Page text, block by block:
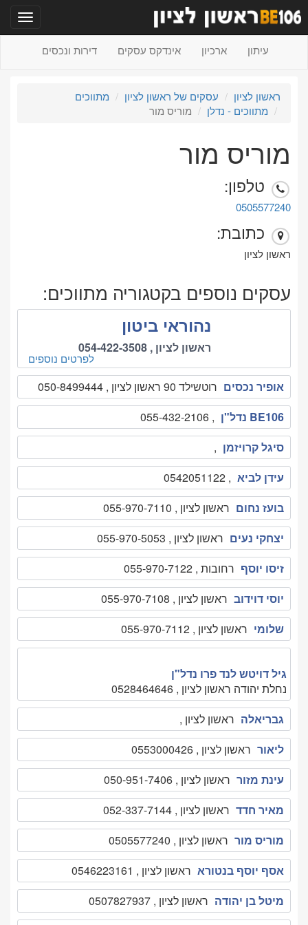
עיתון ארכיון אינדקס עסקים דירות ונכסים
ראשון לציון עסקים של ראשון לציון
מתווכים
מתווכים - נדלן
מוריס מור
מוריס מור
טלפון:
0505577240
כתובת:
ראשון לציון
עסקים נוספים בקטגוריה מתווכים:
נהוראי ביטון
ראשון לציון ,054-422-3508
לפרטים נוספים
אופיר נכסים רוטשילד 90 ראשון לציון , 050-8499444
BE106 נדל"ן
, 055-432-2106
סיגל קרויזמן ,
עידן לביא , 0542051122
בועז נחום ראשון לציון , 055-970-7110
יצחקי נעים ראשון לציון , 055-970-5053
זיסו יוסף רחובות , 055-970-7122
יוסי דוידוב ראשון לציון , 055-970-7108
שלומי ראשון לציון , 055-970-7112
גיל דויטש לנד פרו נדל"ן
נחלת יהודה ראשון לציון , 0528464646
גבריאלה ראשון לציון ,
ליאור ראשון לציון , 0553000426
עינת מזור ראשון לציון , 050-951-7406
מאיר חדד ראשון לציון , 052-337-7144
מוריס מור ראשון לציון , 0505577240
אסף יוסף בנטורא ראשון לציון , 0546223161
מיטל בן יהודה ראשון לציון , 0507827937⁩